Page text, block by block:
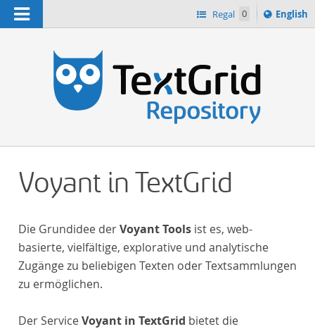
Navigation Regal 0
Switch
English
Voyant in TextGrid
Die Grundidee derVoyant Tools ist es, web-
basierte, vielfältige, explorative und analytische
Zugänge zu beliebigen Texten oder Textsammlungen
zu ermöglichen.
Der ServiceVoyant in TextGrid bietet die